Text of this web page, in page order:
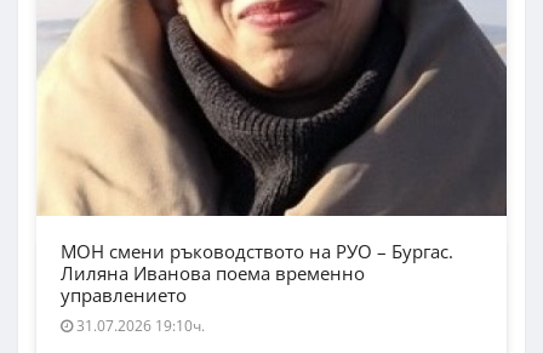
МОН смени ръководството на РУО – Бургас.
Лиляна Иванова поема временно
управлението
31.07.2026 19:10ч.